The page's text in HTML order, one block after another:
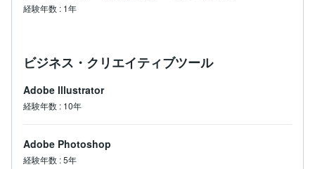
経験年数 : 1年
ビジネス・クリエイティブツール
Adobe Illustrator
経験年数 : 10年
Adobe Photoshop
経験年数 :5年